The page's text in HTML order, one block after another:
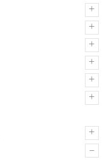
+
+
+
+
+
+
+
–